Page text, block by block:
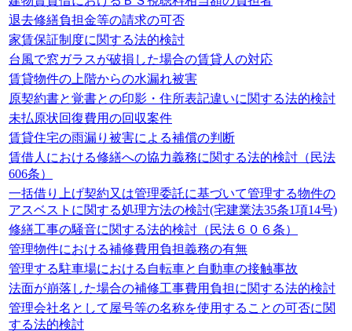
退去修繕負担金等の請求の可否
家賃保証制度に関する法的検討
台風で窓ガラスが破損した場合の賃貸人の対応
賃貸物件の上階からの水漏れ被害
原契約書と覚書との印影・住所表記違いに関する法的検討
未払原状回復費用の回収案件
賃貸住宅の雨漏り被害による補償の判断
賃借人における修繕への協力義務に関する法的検討（民法
606条）
一括借り上げ契約又は管理委託に基づいて管理する物件の
アスベストに関する処理方法の検討(宅建業法35条1項14号)
修繕工事の騒音に関する法的検討（民法６０６条）
管理物件における補修費用負担義務の有無
管理する駐車場における自転車と自動車の接触事故
法面が崩落した場合の補修工事費用負担に関する法的検討
管理会社名として屋号等の名称を使用することの可否に関
する法的検討